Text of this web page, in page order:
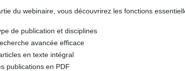
du webinaire, vous découvrirez les fonctions
de publication et disciplines
avancée efficace
en texte intégral
publications en PDF